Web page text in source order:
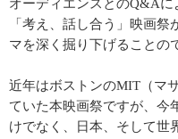
オーディエンスとのQ&A
「考え、話し合う」映画
マを深く掘り下げることの
近年はボストンのMIT（マ
ていた本映画祭ですが、今
けでなく、日本、そして世